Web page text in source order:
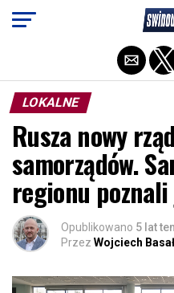
LOKALNE
Rusza nowy
samorządów.
regionu poznali
Opublikowano 5 lat
Przez Wojciech
Exit